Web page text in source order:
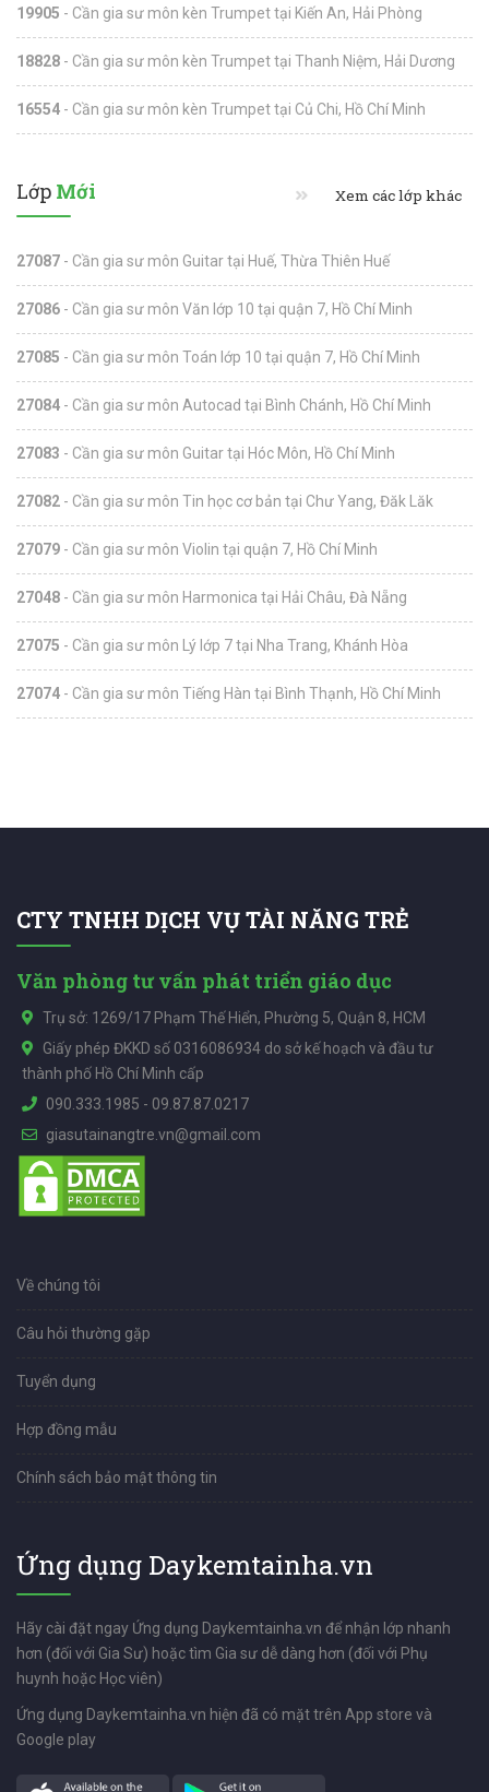
19905 - Cần gia sư môn kèn Trumpet tại Kiến An, Hải Phòng
18828 - Cần gia sư môn kèn Trumpet tại Thanh Niệm, Hải Dương
16554 - Cần gia sư môn kèn Trumpet tại Củ Chi, Hồ Chí Minh
Lớp Mới Xem các lớp khác
27087 - Cần gia sư môn Guitar tại Huế, Thừa Thiên Huế
27086 - Cần gia sư môn Văn lớp 10 tại quận 7, Hồ Chí Minh
27085 - Cần gia sư môn Toán lớp 10 tại quận 7, Hồ Chí Minh
27084 - Cần gia sư môn Autocad tại Bình Chánh, Hồ Chí Minh
27083 - Cần gia sư môn Guitar tại Hóc Môn, Hồ Chí Minh
27082 - Cần gia sư môn Tin học cơ bản tại Chư Yang, Đăk Lăk
27079 - Cần gia sư môn Violin tại quận 7, Hồ Chí Minh
27048 - Cần gia sư môn Harmonica tại Hải Châu, Đà Nẵng
27075 - Cần gia sư môn Lý lớp 7 tại Nha Trang, Khánh Hòa
27074 - Cần gia sư môn Tiếng Hàn tại Bình Thạnh, Hồ Chí Minh
CTY TNHH DỊCH VỤ TÀI NĂNG TRẺ
Văn phòng tư vấn phát triển giáo dục
Trụ sở: 1269/17 Phạm Thế Hiển, Phường 5, Quận 8, HCM
Giấy phép ĐKKD số 0316086934 do sở kế hoạch và đầu tư
thành phố Hồ Chí Minh cấp
090.333.1985 - 09.87.87.0217
giasutainangtre.vn@gmail.com
Về chúng tôi
Câu hỏi thường gặp
Tuyển dụng
Hợp đồng mẫu
Chính sách bảo mật thông tin
Ứng dụng Daykemtainha.vn
Hãy cài đặt ngay Ứng dụng Daykemtainha.vn để nhận lớp nhanh
hơn (đối với Gia Sư) hoặc tìm Gia sư dễ dàng hơn (đối với Phụ
huynh hoặc Học viên)
Ứng dụng Daykemtainha.vn hiện đã có mặt trên App store và
Google play